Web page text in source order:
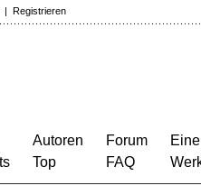
| Registrieren
Autoren
Top
Forum
FAQ